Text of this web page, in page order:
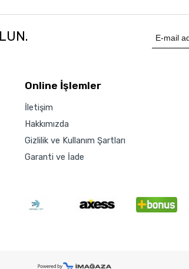
Online İşlemler
İletişim
Hakkımızda
Gizlilik ve Kullanım Şartları
Garanti ve İade